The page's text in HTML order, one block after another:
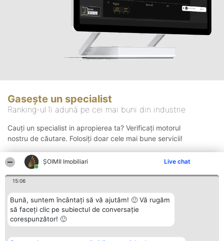
ȘOIMII Imobiliari Live chat
15:06
Bună, suntem încântați să vă ajutăm! 🙂 Vă rugăm
să faceți clic pe subiectul de conversație
corespunzător! 🙂
Gasește un specialist
Ranking-ul îi adună pe cei mai buni din industrie
Cauți un specialist in apropierea ta? Verificați motorul
nostru de căutare. Folosiți doar cele mai bune servicii!